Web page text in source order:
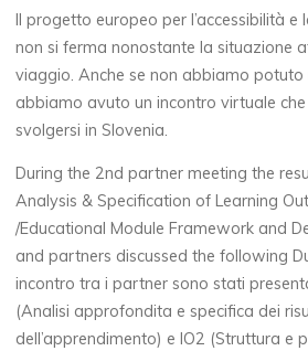
Il progetto europeo per l’accessibilità e
non si ferma nonostante la situazione
viaggio. Anche se non abbiamo potuto
abbiamo avuto un incontro virtuale
svolgersi in Slovenia.
During the 2nd partner meeting the
Analysis & Specification of Learning
/Educational Module Framework and
and partners discussed the following
incontro tra i partner sono stati
(Analisi approfondita e specifica dei
dell’apprendimento) e IO2 (Struttura e